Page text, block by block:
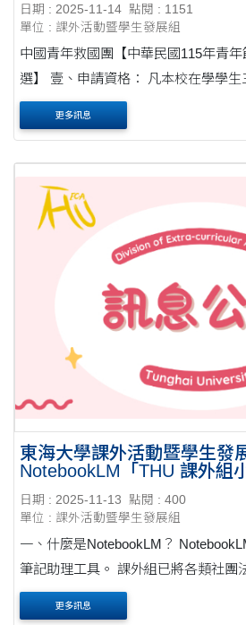
日期 : 2025-11-14 點閱 : 1151
單位 : 課外活動暨學生發展組
中國青年救國團【中華民國115年青
選】 壹、申請資格： 凡本校在學學生三年級(含)以上，積極
進取、品學兼優未受校規處分之本校
期學業成績在60分以上，操行成績在
更多訊息
東海大學課外活動暨學生發
NotebookLM「THU 課外組
日期 : 2025-11-13
點閱 : 400
單位 : 課外活動暨學生發展組
一、什麼是NotebookLM？
筆記助理工具。 課外組已將各類社團
地、器材借用資訊整合到NotebookLM
更多訊息